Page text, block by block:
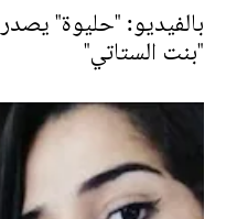
بالفيديو: "حليوة"
"بنت الستاتي"